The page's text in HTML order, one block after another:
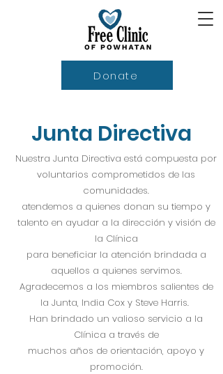
Donate
Junta Directiva
Nuestra Junta Directiva está compuesta por
voluntarios comprometidos de las
comunidades.
atendemos a quienes donan su tiempo y
talento en ayudar a la dirección y visión de
la Clínica
para beneficiar la atención brindada a
aquellos a quienes servimos.
Agradecemos a los miembros salientes de
la Junta, India Cox y Steve Harris.
Han brindado un valioso servicio a la
Clínica a través de
muchos años de orientación, apoyo y
promoción.